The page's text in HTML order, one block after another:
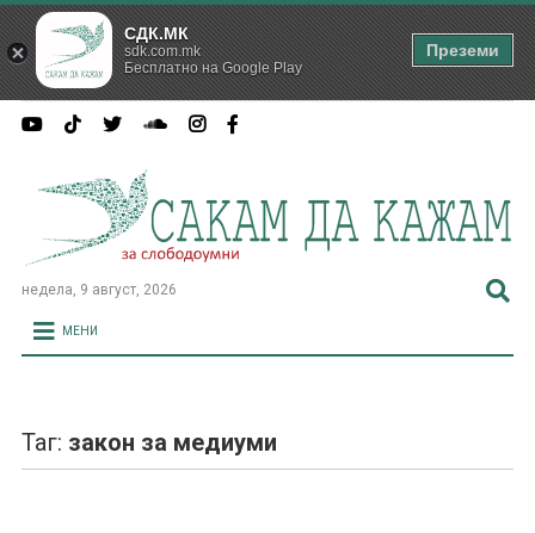
недела, 9 август, 2026
МЕНИ
Таг: закон за медиуми
СДК.МК
sdk.com.mk
Бесплатно на Google Play
Преземи